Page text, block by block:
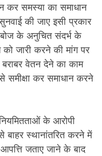
कर समस्या का समाधान
की जाए इसी प्रकार
के अनुचित संदर्भ के
जारी करने की मांग पर
वेतन देने का काम
कर समाधान करने
के आरोपी
स्थानांतरित करने में
जताए जाने के बाद